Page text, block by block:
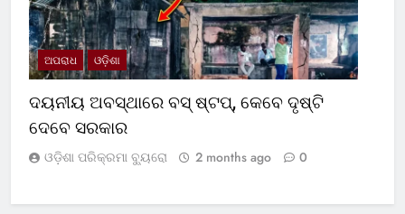
ଅପରାଧ ଓଡ଼ିଶା
ଦୟନୀୟ ଅବସ୍ଥାରେ ବସ୍‌ ଷ୍ଟପ୍‌, କେବେ ଦୃଷ୍ଟି
ଦେବେ ସରକାର
ଓଡ଼ିଶା ପରିକ୍ରମା ବ୍ୟୁରୋ 2 months ago 0